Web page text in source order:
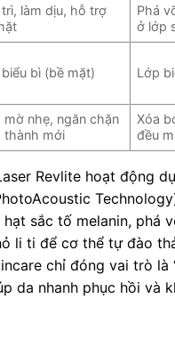
trì, làm dịu, hỗ trợ
Phá
ở lớp
bì (bề mặt) Lớp
mờ nhẹ, ngăn chặn
thành mới
Xóa
đều
Revlite hoạt động
sắc tố melanin, phá
li ti để cơ thể tự đào
chỉ đóng vai trò là
da nhanh phục hồi và